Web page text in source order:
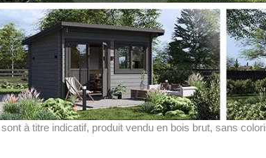
à titre indicatif, produit vendu en bois brut, sans